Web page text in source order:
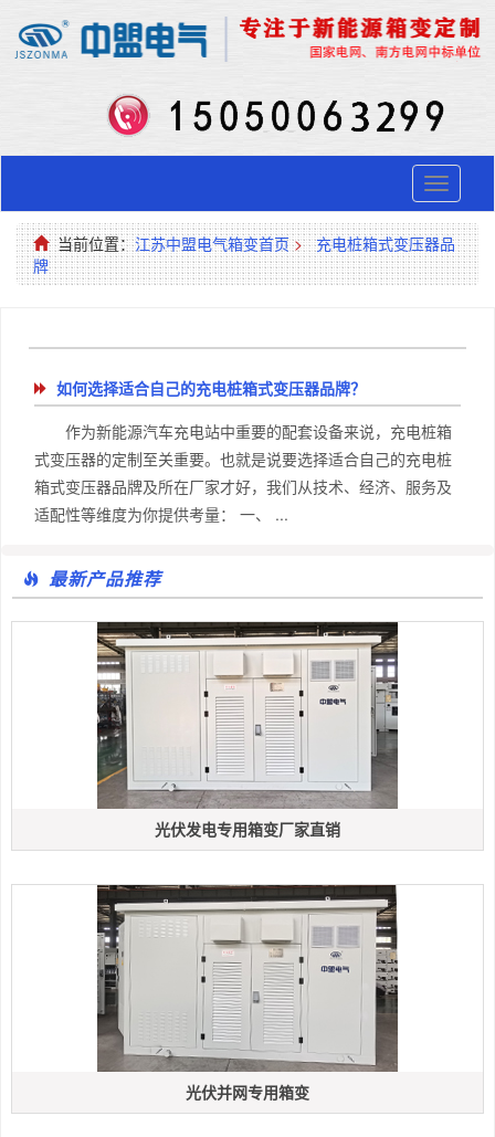
Toggle
当前位置：江苏中盟电气箱变首页 >
充电桩箱式变压器品
牌
如何选择适合自己的充电桩箱式变压器品牌？
作为新能源汽车充电站中重要的配套设备来说，充电桩箱
式变压器的定制至关重要。也就是说要选择适合自己的充电桩
箱式变压器品牌及所在厂家才好，我们从技术、经济、服务及
适配性等维度为你提供考量： 一、 ...
最新产品推荐
光伏发电专用箱变厂家直销
光伏并网专用箱变